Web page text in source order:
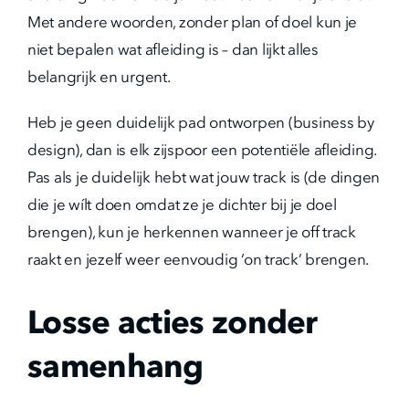
Met andere woorden, zonder plan of doel kun je
niet bepalen wat afleiding is – dan lijkt alles
belangrijk en urgent.
Heb je geen duidelijk pad ontworpen (business by
design), dan is elk zijspoor een potentiële afleiding.
Pas als je duidelijk hebt wat jouw track is (de dingen
die je wílt doen omdat ze je dichter bij je doel
brengen), kun je herkennen wanneer je off track
raakt en jezelf weer eenvoudig ‘on track’ brengen.
Losse acties zonder
samenhang